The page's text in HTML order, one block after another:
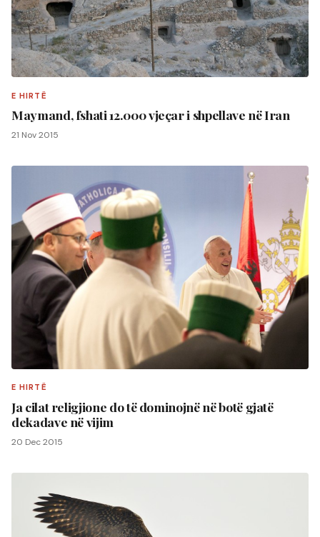
E HIRTË
Maymand, fshati 12.000 vjeçar i shpellave në Iran
21 Nov 2015
E HIRTË
Ja cilat religjione do të dominojnë në botë gjatë
dekadave në vijim
20 Dec 2015